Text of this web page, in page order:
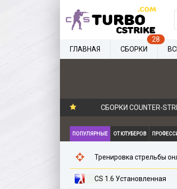
СБОРКИ COUNTER-
ПОПУЛЯРНЫЕ ОТ ЮТУБЕРОВ
Тренировка стрельбы
CS 1.6 Установленная
ГЛАВНАЯ СБОРКИ